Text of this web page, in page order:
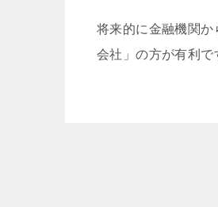
将来的に金融機関
会社」の方が有利で